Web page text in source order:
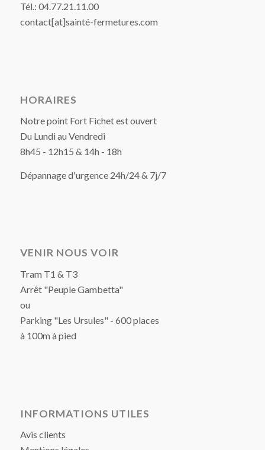
Tél.: 04.77.21.11.00
contact[at]sainté-fermetures.com
HORAIRES
Notre point Fort Fichet est ouvert
Du Lundi au Vendredi
8h45 - 12h15 & 14h - 18h
Dépannage d'urgence 24h/24 & 7j/7
VENIR NOUS VOIR
Tram T1 & T3
Arrêt "Peuple Gambetta"
ou
Parking "Les Ursules" - 600 places
à 100m à pied
INFORMATIONS UTILES
Avis clients